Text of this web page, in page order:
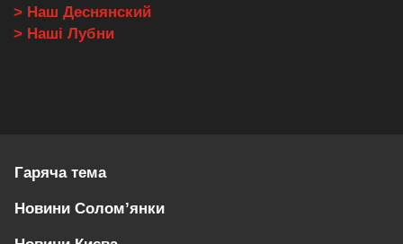
> Наш Деснянский
> Наші Лубни
Гаряча тема
Новини Солом’янки